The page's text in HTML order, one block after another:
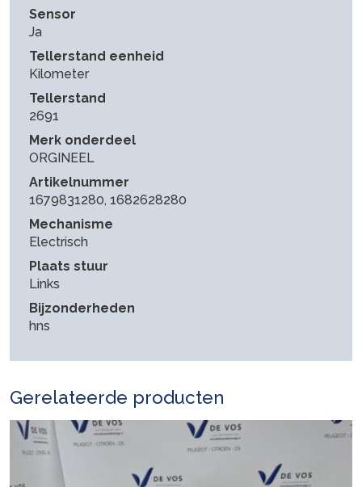
Sensor
Ja
Tellerstand eenheid
Kilometer
Tellerstand
2691
Merk onderdeel
ORGINEEL
Artikelnummer
1679831280, 1682628280
Mechanisme
Electrisch
Plaats stuur
Links
Bijzonderheden
hns
Gerelateerde producten